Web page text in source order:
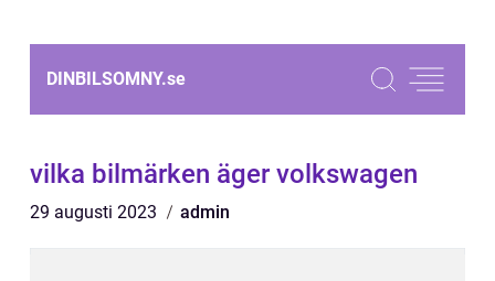
DINBILSOMNY.se
vilka bilmärken äger volkswagen
29 augusti 2023 admin